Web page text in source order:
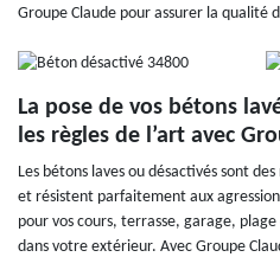
Groupe Claude pour assurer la qualité
La pose de vos bétons
les règles de l’art avec
Les bétons laves ou désactivés sont
et résistent parfaitement aux
pour vos cours, terrasse, garage,
dans votre extérieur. Avec Groupe